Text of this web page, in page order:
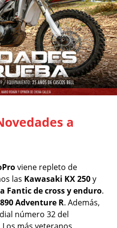
a
viene repleto de
las Kawasaki KX 250y
Fantic de cross y enduro.
Adventure R. Además,
número 32 del